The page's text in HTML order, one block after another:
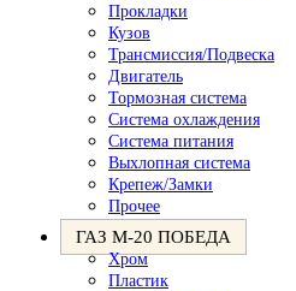
Прокладки
Кузов
Трансмиссия/Подвеска
Двигатель
Тормозная система
Система охлаждения
Система питания
Выхлопная система
Крепеж/Замки
Прочее
ГАЗ М-20 ПОБЕДА
Хром
Пластик